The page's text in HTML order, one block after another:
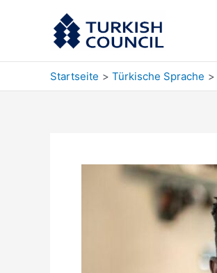
Startseite Türkische Sprache